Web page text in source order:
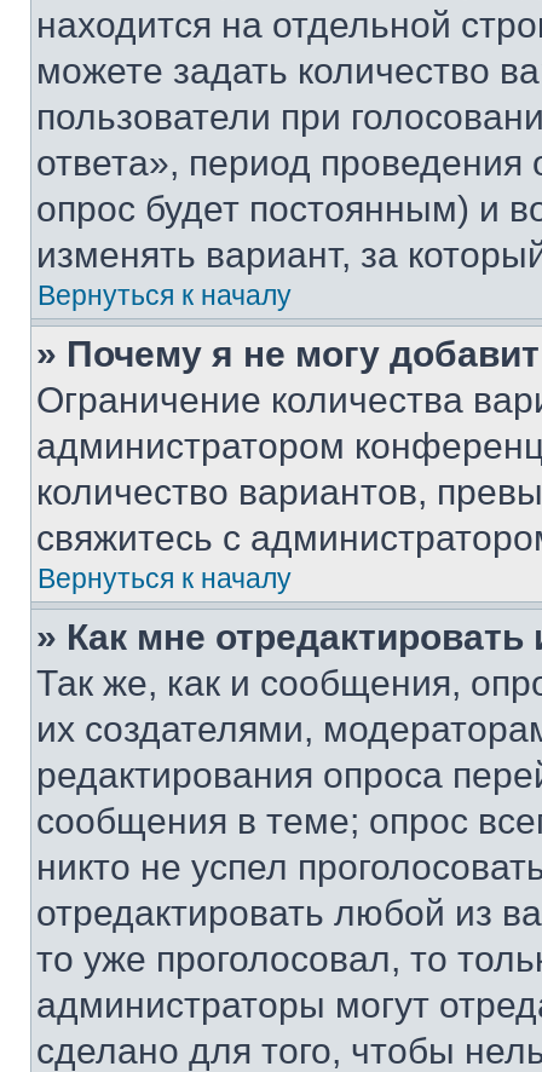
находится на отдельной
можете задать количество
пользователи при
ответа», период проведения
опрос будет постоянным) и
изменять вариант, за
Вернуться к началу
» Почему я не могу
Ограничение количества
администратором
количество вариантов,
свяжитесь с
Вернуться к началу
» Как мне
Так же, как и сообщения,
их создателями,
редактирования опроса
сообщения в теме; опрос
никто не успел
отредактировать любой из
то уже проголосовал, то
администраторы могут
сделано для того, чтобы